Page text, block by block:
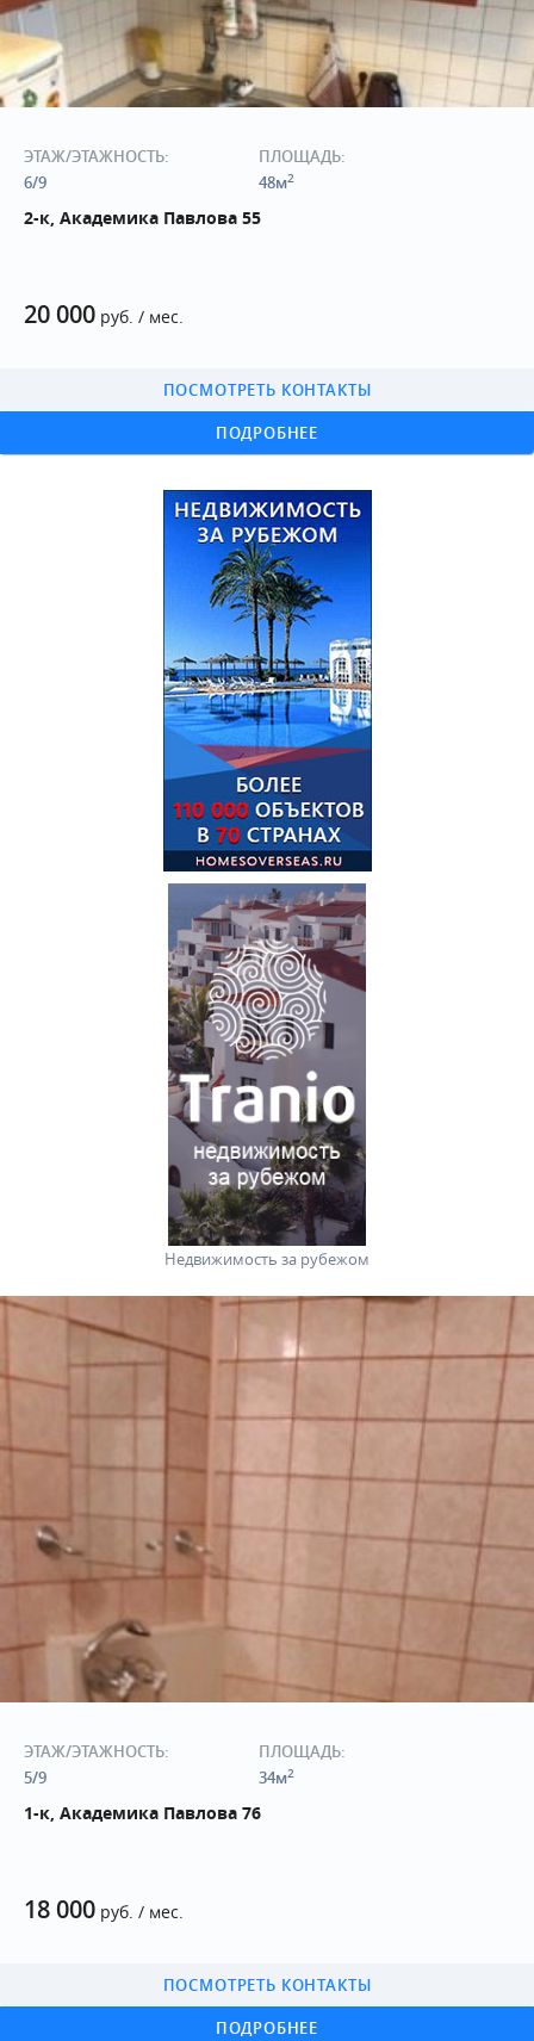
20 000 руб. / мес.
2-к, Академика Павлова 55
ПОДРОБНЕЕ
ПОСМОТРЕТЬ КОНТАКТЫ
ЭТАЖ/ЭТАЖНОСТЬ:
6/9
ПЛОЩАДЬ:
48м2
Недвижимость за рубежом
18 000 руб. / мес.
1-к, Академика Павлова 76
ПОДРОБНЕЕ
ПОСМОТРЕТЬ КОНТАКТЫ
ЭТАЖ/ЭТАЖНОСТЬ:
5/9
ПЛОЩАДЬ:
34м2